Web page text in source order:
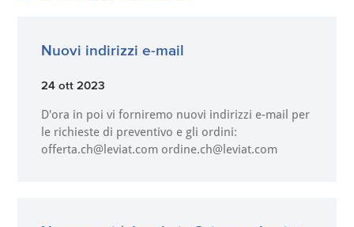
Nuovi indirizzi e-mail
24 ott 2023
D'ora in poi vi forniremo nuovi indirizzi e-mail per
le richieste di preventivo e gli ordini:
offerta.ch@leviat.com ordine.ch@leviat.com